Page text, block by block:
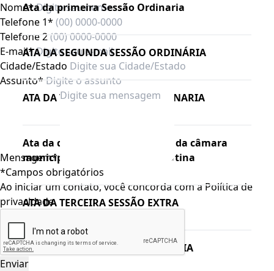
Nome*
Telefone 1*
Telefone 2
E-mail*
Cidade/Estado
Assunto*
Mensagem*
*Campos obrigatórios
Ao iniciar um contato, você concorda com a Política de
privacidade
Ata da primeira Sessão Ordinaria
ATA DA SEGUNDA SESSÃO ORDINÁRIA
ATA DA TERCEIRA SESSÃO ORDINARIA
Ata da quinta sessão ordinária da câmara
municipal de vereadores de matina
ATA DA TERCEIRA SESSÃO EXTRA
ATA DA OITAVA SESSÃO ORDINARIA